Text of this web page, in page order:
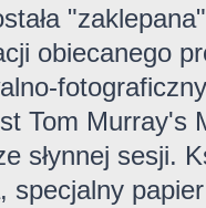
obiecanego
Tom Murray's
słynnej sesji.
specjalny